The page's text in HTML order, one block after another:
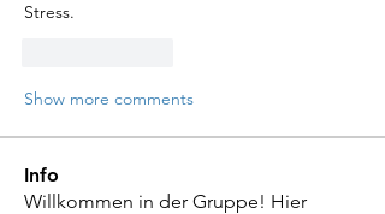
Stress.
Show more comments
Info
Willkommen in der Gruppe! Hier